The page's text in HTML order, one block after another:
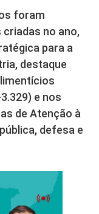
foram
criadas no ano,
para a
destaque
e nos
de Atenção à
defesa e